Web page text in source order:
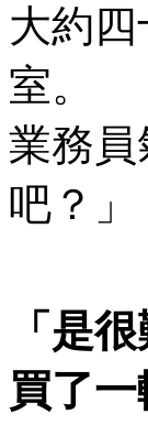
大約
室。
業務
吧？」
「是
買了一